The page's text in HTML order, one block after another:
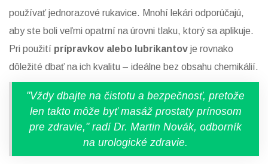
používať jednorazové rukavice. Mnohí lekári odporúčajú,
aby ste boli veľmi opatrní na úrovni tlaku, ktorý sa aplikuje.
Pri použití prípravkov alebo lubrikantov je rovnako
dôležité dbať na ich kvalitu – ideálne bez obsahu chemikálií.
"Vždy dbajte na čistotu a bezpečnosť, pretože
len takto môže byť masáž prostaty prínosom
pre zdravie," radí Dr. Martin Novák, odborník
na urologické zdravie.